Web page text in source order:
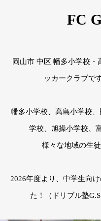
FC
岡山市 中区 幡多小学校
ッカークラブで
幡多小学校、高島小学校
学校、旭操小学校、
様々な地域の生
2026年度より、中学生向
た！（ドリブル塾